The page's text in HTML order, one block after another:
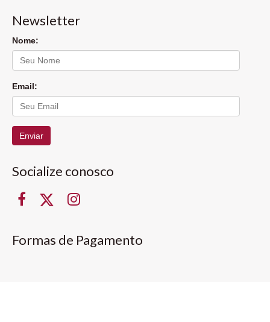
Newsletter
Nome:
Email:
Enviar
Socialize conosco
Formas de Pagamento